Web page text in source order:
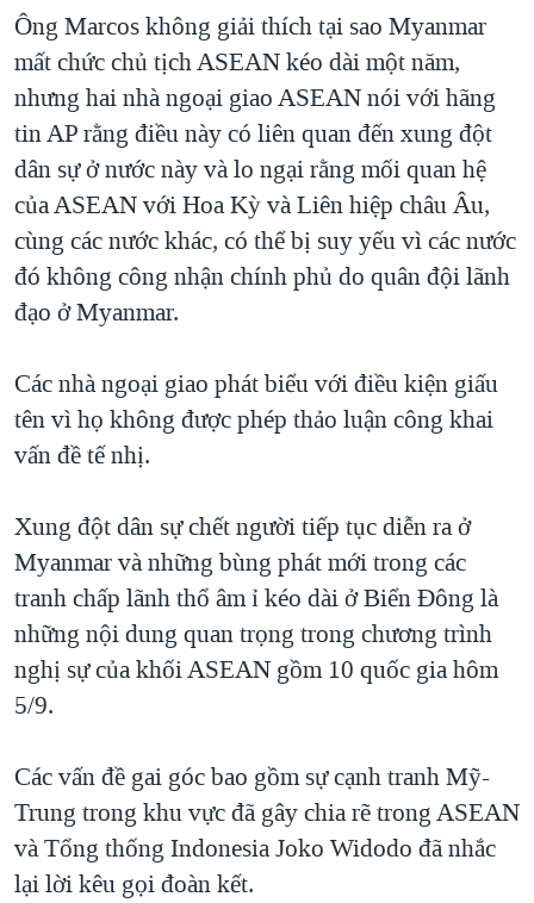
Ông Marcos không giải thích tại sao Myanmar
mất chức chủ tịch ASEAN kéo dài một năm,
nhưng hai nhà ngoại giao ASEAN nói với hãng
tin AP rằng điều này có liên quan đến xung đột
dân sự ở nước này và lo ngại rằng mối quan hệ
của ASEAN với Hoa Kỳ và Liên hiệp châu Âu,
cùng các nước khác, có thể bị suy yếu vì các nước
đó không công nhận chính phủ do quân đội lãnh
đạo ở Myanmar.
Các nhà ngoại giao phát biểu với điều kiện giấu
tên vì họ không được phép thảo luận công khai
vấn đề tế nhị.
Xung đột dân sự chết người tiếp tục diễn ra ở
Myanmar và những bùng phát mới trong các
tranh chấp lãnh thổ âm ỉ kéo dài ở Biển Đông là
những nội dung quan trọng trong chương trình
nghị sự của khối ASEAN gồm 10 quốc gia hôm
5/9.
Các vấn đề gai góc bao gồm sự cạnh tranh Mỹ-
Trung trong khu vực đã gây chia rẽ trong ASEAN
và Tổng thống Indonesia Joko Widodo đã nhắc
lại lời kêu gọi đoàn kết.